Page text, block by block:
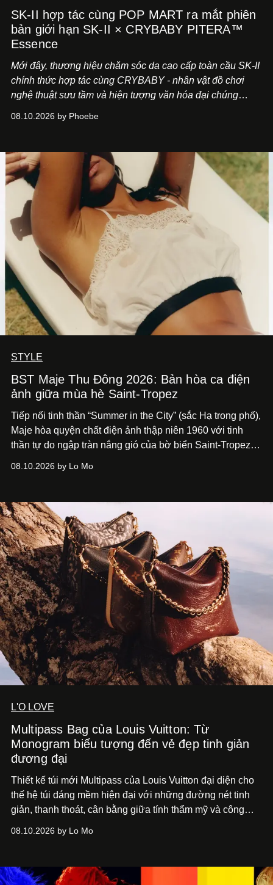
SK-II hợp tác cùng POP MART ra mắt phiên
bản giới hạn SK-II × CRYBABY PITERA™
Essence
Mới đây, thương hiệu chăm sóc da cao cấp toàn cầu SK-II
chính thức hợp tác cùng CRYBABY - nhân vật đồ chơi
nghệ thuật sưu tầm và hiện tượng văn hóa đại chúng
08.10.2026 by Phoebe
STYLE
BST Maje Thu Đông 2026: Bản hòa ca điện
ảnh giữa mùa hè Saint-Tropez
Tiếp nối tinh thần “Summer in the City” (sắc Hạ trong phố),
Maje hòa quyện chất điện ảnh thập niên 1960 với tinh
thần tự do ngập tràn nắng gió của bờ biển Saint-Tropez,
08.10.2026 by Lo Mo
L'O LOVE
Multipass Bag của Louis Vuitton: Từ
Monogram biểu tượng đến vẻ đẹp tinh giản
đương đại
Thiết kế túi mới Multipass của Louis Vuitton đại diện cho
thế hệ túi dáng mềm hiện đại với những đường nét tinh
giản, thanh thoát, cân bằng giữa tính thẩm mỹ và công
08.10.2026 by Lo Mo